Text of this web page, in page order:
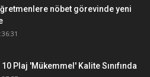
nöbet görevinde yeni
Plaj 'Mükemmel' Kalite Sınıfında